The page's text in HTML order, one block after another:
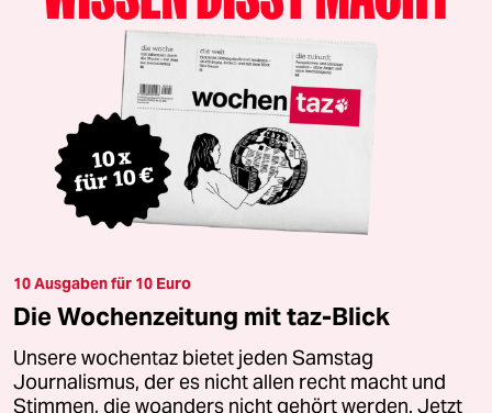
10 Ausgaben für 10 Euro
Die Wochenzeitung mit taz-Blick
Unsere wochentaz bietet jeden Samstag
Journalismus, der es nicht allen recht macht und
Stimmen, die woanders nicht gehört werden. Jetzt